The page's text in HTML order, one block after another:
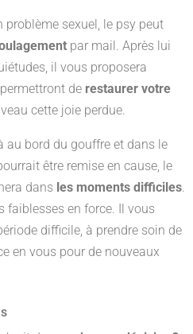
problème sexuel, le psy peut
par mail. Après lui
il vous proposera
de restaurer votre
cette joie perdue.
au bord du gouffre et dans le
être remise en cause, le
dans les moments difficiles.
faiblesses en force. Il vous
difficile, à prendre soin de
en vous pour de nouveaux